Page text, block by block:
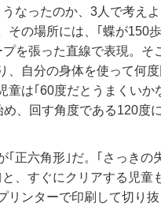
なったのか、3人で考えよ
その場所には、｢蝶が150
を張った直線で表現。そ
、自分の身体を使って何
童は｢60度だとうまくいか
、回す角度である120度
｢正六角形｣だ。｢さっきの
、すぐにクリアする児童
リンターで印刷して切り